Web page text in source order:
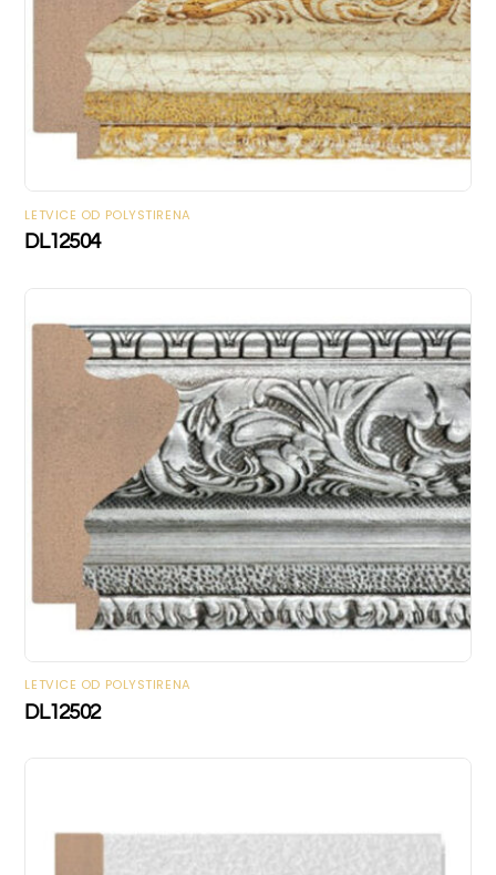
LETVICE OD POLYSTIRENA
DL12504
LETVICE OD POLYSTIRENA
DL12502